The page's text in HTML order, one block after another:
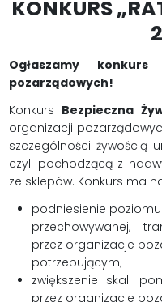
KONKURS
Ogłaszamy
pozarządowych!
Konkurs Bezpieczna
organizacji
szczególności żywością
czyli pochodzącą z
ze sklepów. Konkurs ma
podniesienie
przechowywanej,
przez organizacje
potrzebującym;
zwiększenie skali
przez organizacje